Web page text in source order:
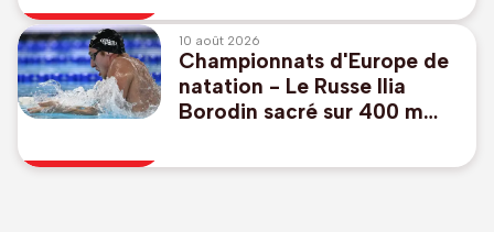
en finale du 100m nage libre
10 août 2026
Championnats d'Europe de
natation - Le Russe Ilia
Borodin sacré sur 400 m
de Leon Marchand